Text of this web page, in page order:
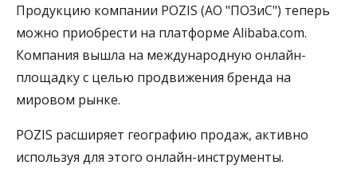
Продукцию компании POZIS (АО "ПОЗиС") теперь
можно приобрести на платформе Alibaba.com.
Компания вышла на международную онлайн-
площадку с целью продвижения бренда на
мировом рынке.
POZIS расширяет географию продаж, активно
используя для этого онлайн-инструменты.